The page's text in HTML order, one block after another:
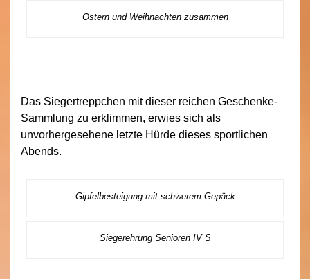
Ostern und Weihnachten zusammen
Das Siegertreppchen mit dieser reichen Geschenke-
Sammlung zu erklimmen, erwies sich als
unvorhergesehene letzte Hürde dieses sportlichen
Abends.
Gipfelbesteigung mit schwerem Gepäck
Siegerehrung Senioren IV S